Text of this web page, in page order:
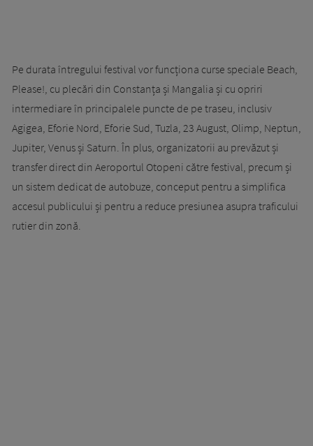
Pe durata întregului festival vor funcționa curse speciale Beach,
Please!, cu plecări din Constanța și Mangalia și cu opriri
intermediare în principalele puncte de pe traseu, inclusiv
Agigea, Eforie Nord, Eforie Sud, Tuzla, 23 August, Olimp, Neptun,
Jupiter, Venus și Saturn. În plus, organizatorii au prevăzut și
transfer direct din Aeroportul Otopeni către festival, precum și
un sistem dedicat de autobuze, conceput pentru a simplifica
accesul publicului și pentru a reduce presiunea asupra traficului
rutier din zonă.